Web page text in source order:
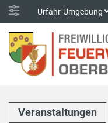
Urfahr-Umgebung
Veranstaltungen